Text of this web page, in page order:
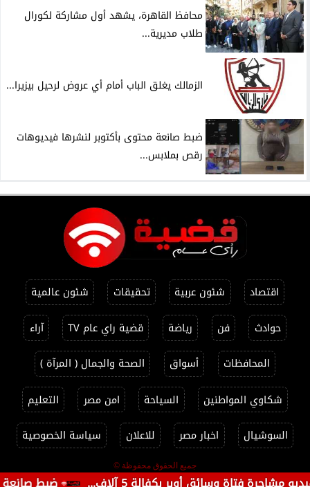
محافظ القاهرة، يشهد أول مشاركة لكورال
طلاب مديرية...
الزمالك يغلق الباب أمام أي عروض لرحيل بيزيرا...
ضبط صانعة محتوى بأكتوبر لنشرها فيديوهات
رقص بملابس...
اقتصاد شئون عربية تحقيقات
شئون عالمية
حوادث
فن رياضة قضية راي عام TV
آراء
المحافظات
أسواق
الصحة والجمال ( المرآة )
شكاوي المواطنين
السياحة امن مصر
التعليم
السوشيال
اخبار مصر للاعلان سياسة الخصوصية
جميع الحقوق محفوظة ©